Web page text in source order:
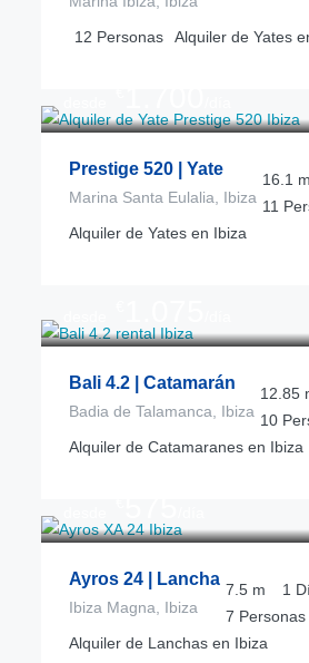
12 Personas Alquiler de Yates
Prestige 520 | Yate
Marina Santa Eulalia, Ibiza
16.1 m
11
Alquiler de Yates en Ibiza
Bali 4.2 | Catamarán
Badia de Talamanca, Ibiza
12.85
10
Alquiler de Catamaranes en Ibiza
Ayros 24 | Lancha
Ibiza Magna, Ibiza
7.5 m 1
7 Personas
Alquiler de Lanchas en Ibiza